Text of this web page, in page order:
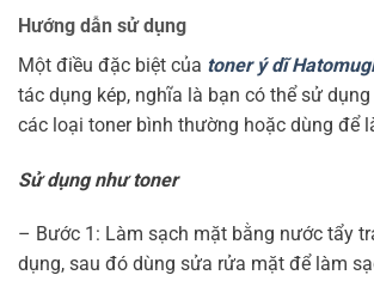
Hướng dẫn sử dụng
Một điều đặc biệt của toner ý dĩ Hatomugi
tác dụng kép, nghĩa là bạn có thể sử
các loại toner bình thường hoặc dùng để
Sử dụng như toner
– Bước 1: Làm sạch mặt bằng nước tẩy
dụng, sau đó dùng sửa rửa mặt để làm